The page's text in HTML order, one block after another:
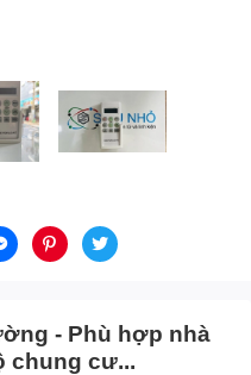
- Phù hợp nhà
chung cư...